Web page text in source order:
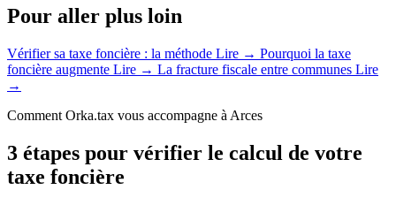
Pour aller plus loin
Vérifier sa taxe foncière : la méthode Lire → Pourquoi la taxe
foncière augmente Lire → La fracture fiscale entre communes Lire
→
Comment Orka.tax vous accompagne à Arces
3 étapes pour vérifier le calcul de votre
taxe foncière